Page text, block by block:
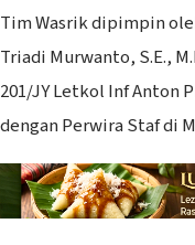
Tim Wasrik dipimpin
Triadi Murwanto, S.E.,
201/JY Letkol Inf Anton
dengan Perwira Staf di